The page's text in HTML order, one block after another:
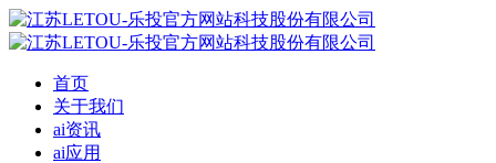
首页
关于我们
ai资讯
ai应用